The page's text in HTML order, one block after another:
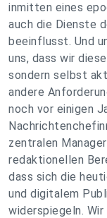
inmitten eines
auch die Dienste
beeinflusst. Und
uns, dass wir
sondern selbst
andere
noch vor einigen
zentralen
redaktionellen
dass sich die
und digitalem
widerspiegeln.